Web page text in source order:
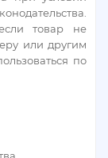
товар не
или другим
по